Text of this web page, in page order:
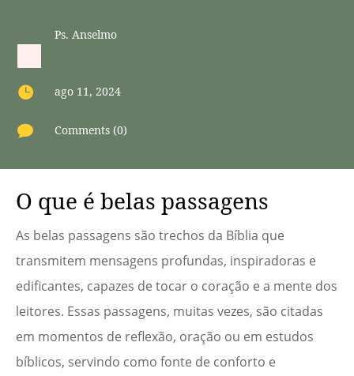
Ps. Anselmo
 ago 11, 2024
 Comments (0)
O que é belas passagens
As belas passagens são trechos da Bíblia que
transmitem mensagens profundas, inspiradoras e
edificantes, capazes de tocar o coração e a mente dos
leitores. Essas passagens, muitas vezes, são citadas
em momentos de reflexão, oração ou em estudos
bíblicos, servindo como fonte de conforto e